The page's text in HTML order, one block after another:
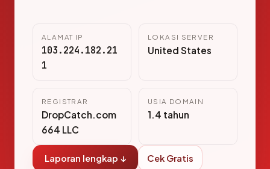
ALAMAT IP
103.224.182.21
1
LOKASI SERVER
United States
REGISTRAR
DropCatch.com
664 LLC
USIA DOMAIN
1.4 tahun
Laporan lengkap ↓ Cek Gratis